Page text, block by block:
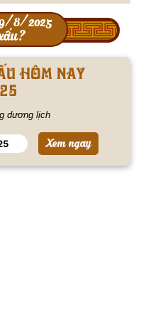
8/2025
hôm nay
dương lịch